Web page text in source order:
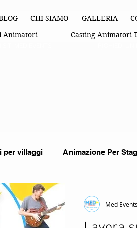
CHI SIAMO GALLERIA
Animatori Casting Animatori
per villaggi Animazione Per
organizzazione di eventi
Med Events